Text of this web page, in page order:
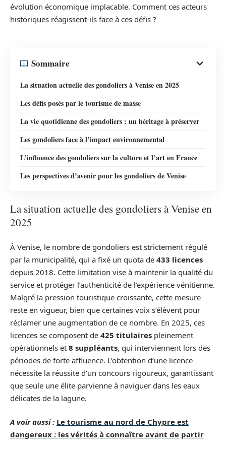
évolution économique implacable. Comment ces acteurs
historiques réagissent-ils face à ces défis ?
Sommaire
La situation actuelle des gondoliers à Venise en 2025
Les défis posés par le tourisme de masse
La vie quotidienne des gondoliers : un héritage à préserver
Les gondoliers face à l’impact environnemental
L’influence des gondoliers sur la culture et l’art en France
Les perspectives d’avenir pour les gondoliers de Venise
La situation actuelle des gondoliers à Venise en
2025
À Venise, le nombre de gondoliers est strictement régulé
par la municipalité, qui a fixé un quota de 433 licences
depuis 2018. Cette limitation vise à maintenir la qualité du
service et protéger l’authenticité de l’expérience vénitienne.
Malgré la pression touristique croissante, cette mesure
reste en vigueur, bien que certaines voix s’élèvent pour
réclamer une augmentation de ce nombre. En 2025, ces
licences se composent de 425 titulaires pleinement
opérationnels et 8 suppléants, qui interviennent lors des
périodes de forte affluence. L’obtention d’une licence
nécessite la réussite d’un concours rigoureux, garantissant
que seule une élite parvienne à naviguer dans les eaux
délicates de la lagune.
A voir aussi : Le tourisme au nord de Chypre est
dangereux : les vérités à connaître avant de partir